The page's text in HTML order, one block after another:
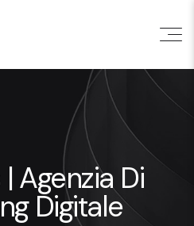
Agenzia Di
Digitale